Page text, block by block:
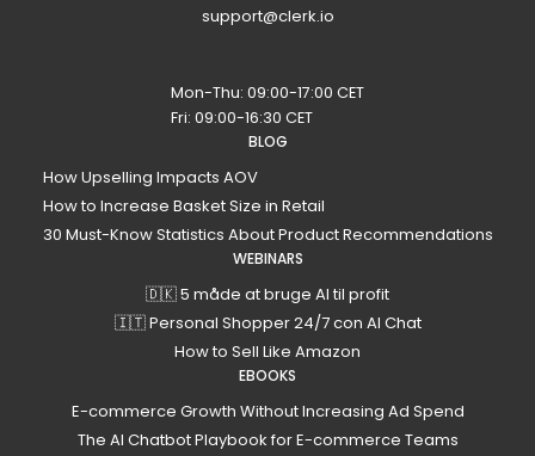
support@clerk.io
Mon-Thu: 09:00-17:00 CET
Fri: 09:00-16:30 CET
BLOG
How Upselling Impacts AOV
How to Increase Basket Size in Retail
30 Must-Know Statistics About Product Recommendations
WEBINARS
🇩🇰 5 måde at bruge AI til profit
🇮🇹 Personal Shopper 24/7 con AI Chat
How to Sell Like Amazon
EBOOKS
E-commerce Growth Without Increasing Ad Spend
The AI Chatbot Playbook for E-commerce Teams